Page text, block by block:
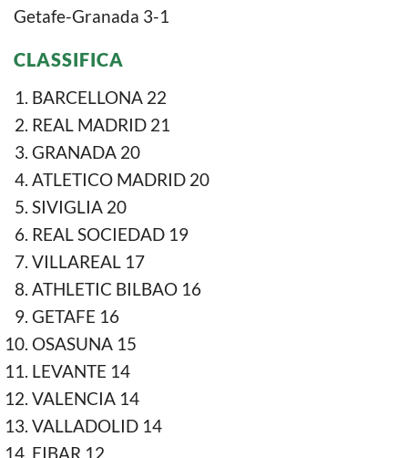
Getafe-Granada 3-1
CLASSIFICA
BARCELLONA 22
REAL MADRID 21
GRANADA 20
ATLETICO MADRID 20
SIVIGLIA 20
REAL SOCIEDAD 19
VILLAREAL 17
ATHLETIC BILBAO 16
GETAFE 16
OSASUNA 15
LEVANTE 14
VALENCIA 14
VALLADOLID 14
EIBAR 12